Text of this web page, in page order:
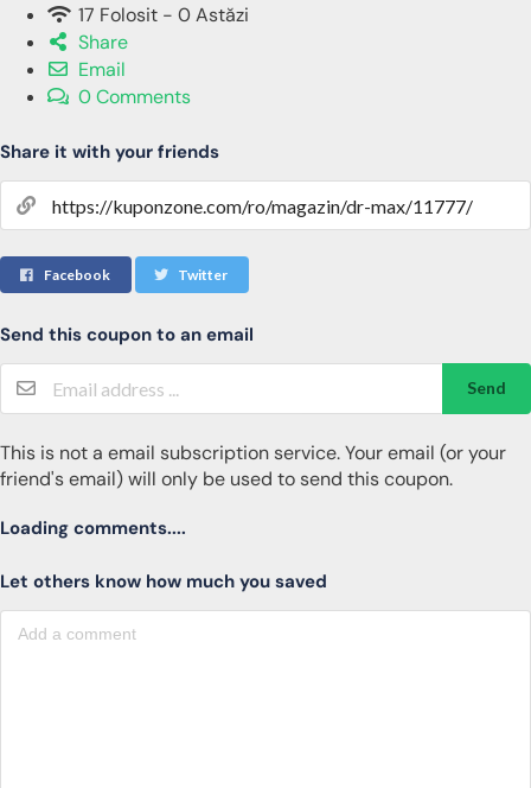
17 Folosit - 0 Astăzi
Share
Email
0 Comments
Share it with your friends
Facebook Twitter
Send this coupon to an email
Send
This is not a email subscription service. Your email (or your
friend's email) will only be used to send this coupon.
Loading comments....
Let others know how much you saved